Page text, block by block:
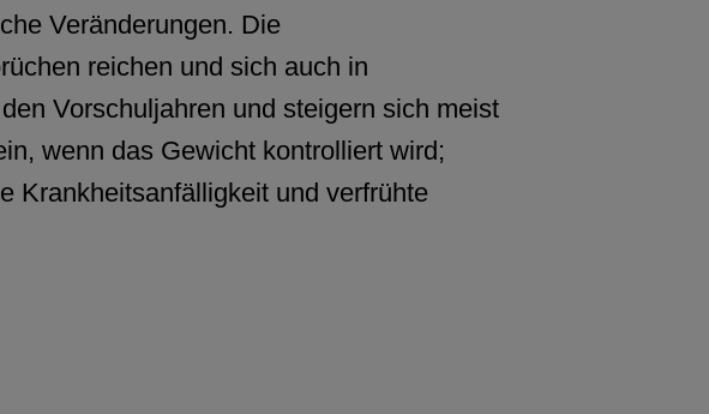
Veränderungen. Die
reichen und sich auch in
Vorschuljahren und steigern sich meist
wenn das Gewicht kontrolliert wird;
Krankheitsanfälligkeit und verfrühte